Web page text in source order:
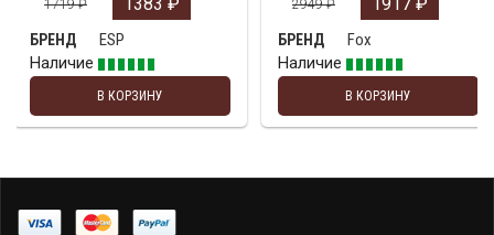
1719₽ 1383 ₽
БРЕНД
ESP
Наличие
В КОРЗИНУ
2949₽ 1917 ₽
БРЕНД
Fox
Наличие
В КОРЗИНУ